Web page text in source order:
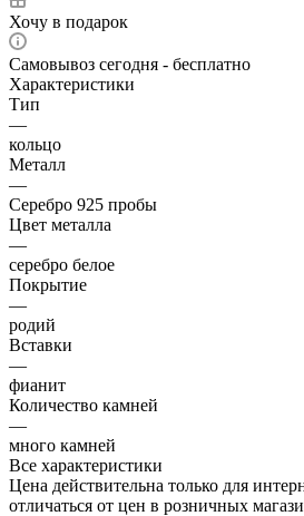
Хочу в подарок
Самовывоз сегодня - бесплатно
Характеристики
Тип
—
кольцо
Металл
—
Серебро 925 пробы
Цвет металла
—
серебро белое
Покрытие
—
родий
Вставки
—
фианит
Количество камней
—
много камней
Все характеристики
Цена действительна только для
отличаться от цен в розничных